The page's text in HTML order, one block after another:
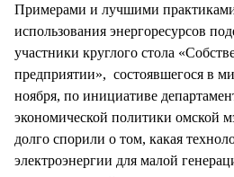
Примерами и лучшими
использования энергоресурсов
участники круглого стола
предприятии», состоявшегося в
ноября, по инициативе
экономической политики омской
долго спорили о том, какая
электроэнергии для малой